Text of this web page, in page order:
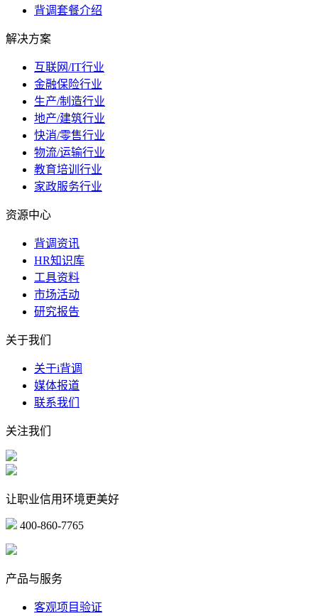
背调套餐介绍
解决方案
互联网/IT行业
金融保险行业
生产/制造行业
地产/建筑行业
快消/零售行业
物流/运输行业
教育培训行业
家政服务行业
资源中心
背调资讯
HR知识库
工具资料
市场活动
研究报告
关于我们
关于i背调
媒体报道
联系我们
关注我们
让职业信用环境更美好
400-860-7765
产品与服务
客观项目验证